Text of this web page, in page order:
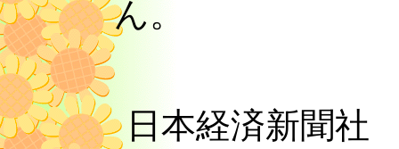
ん。
日本経済新聞